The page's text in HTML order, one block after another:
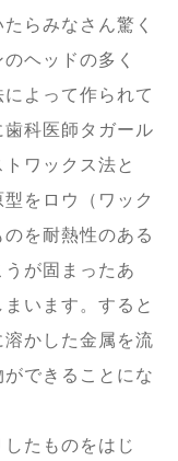
らみなさん驚く
ヘッドの多く
よって作られて
科医師タガール
ワックス法と
をロウ（ワック
を耐熱性のある
が固まったあ
います。すると
かした金属を流
できることにな
たものをはじ